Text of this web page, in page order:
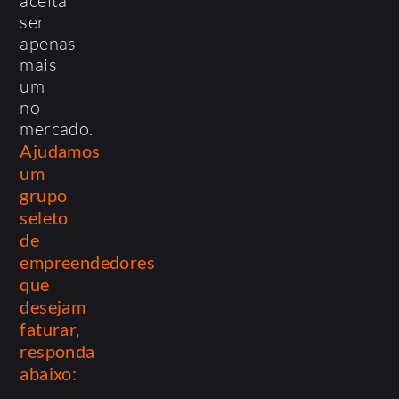
ser
apenas
mais
um
no
mercado.
Ajudamos
um
grupo
seleto
de
empreendedores
que
desejam
faturar,
responda
abaixo: